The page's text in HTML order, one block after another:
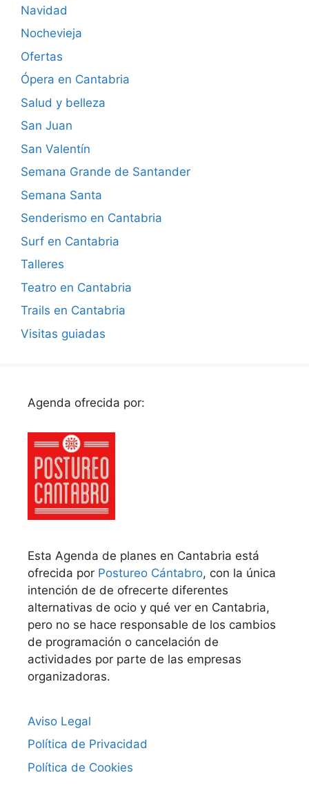
Navidad
Nochevieja
Ofertas
Ópera en Cantabria
Salud y belleza
San Juan
San Valentín
Semana Grande de Santander
Semana Santa
Senderismo en Cantabria
Surf en Cantabria
Talleres
Teatro en Cantabria
Trails en Cantabria
Visitas guiadas
Agenda ofrecida por:
Esta Agenda de planes en Cantabria está
ofrecida por Postureo Cántabro, con la única
intención de de ofrecerte diferentes
alternativas de ocio y qué ver en Cantabria,
pero no se hace responsable de los cambios
de programación o cancelación de
actividades por parte de las empresas
organizadoras.
Aviso Legal
Política de Privacidad
Política de Cookies